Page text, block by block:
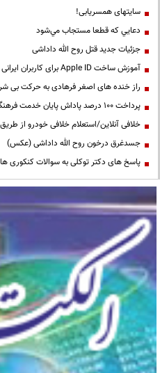
سایتهای همسریابی!
دعايي كه قطعا مستجاب مي‌شود
جزئیات جدید قتل روح الله داداشی
آموزش ساخت Apple ID برای کاربران ایرانی
راز خنده های اصغر فرهادی به حرکت بی
پرداخت ۱۰۰ درصد پاداش پایان خدمت فرهنگیان
خلافی آنلاین/استعلام خلافی خودرو از طریق
جسدغرق درخون روح الله داداشی (عکس)
پاسخ های دکتر توکلی به سوالات کنکوری ها